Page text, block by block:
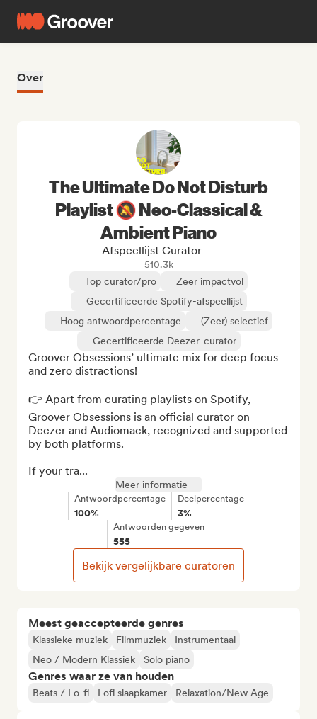
Over
Meest geaccepteerde genres
Klassieke muziek Filmmuziek
Instrumentaal
Neo / Modern Klassiek
Solo piano
Genres waar ze van houden
Beats / Lo-fi Lofi slaapkamer Relaxation/New Age
The Ultimate Do Not Disturb
Playlist 🔕 Neo-Classical &
Ambient Piano
Afspeellijst Curator
510.3k
Top curator/pro
Zeer impactvol
Gecertificeerde Spotify-afspeellijst
Hoog antwoordpercentage
(Zeer) selectief
Gecertificeerde Deezer-curator
Groover Obsessions’ ultimate mix for deep focus
and zero distractions!
👉 Apart from curating playlists on Spotify,
Groover Obsessions is an official curator on
Deezer and Audiomack, recognized and supported
by both platforms.
If your tra...
Meer informatie
Antwoordpercentage
100%
Deelpercentage
3%
Antwoorden gegeven
555
Bekijk vergelijkbare curatoren